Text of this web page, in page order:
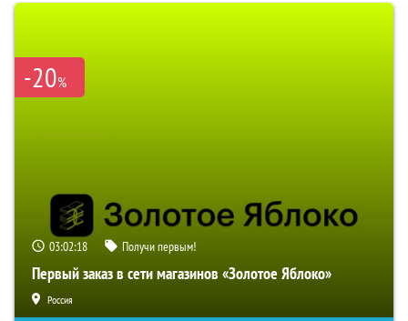
-20%
03:02:17 Получи первым!
Первый заказ в сети магазинов «Золотое Яблоко»
Россия